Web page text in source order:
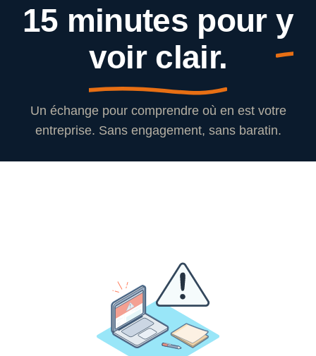
15 minutes pour y
voir clair.
Un échange pour comprendre où en est votre
entreprise. Sans engagement, sans baratin.